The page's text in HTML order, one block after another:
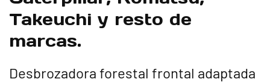
Takeuchi y resto de
marcas.
Desbrozadora forestal frontal adaptada